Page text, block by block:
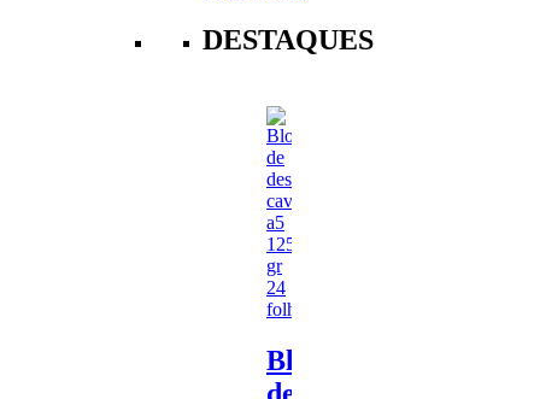
DESTAQUES
Bloco
de